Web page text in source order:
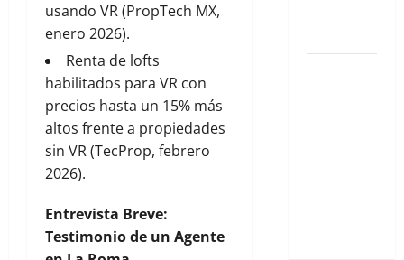
usando VR (PropTech MX,
enero 2026).
Renta de lofts
habilitados para VR con
precios hasta un 15% más
altos frente a propiedades
sin VR (TecProp, febrero
2026).
Entrevista Breve:
Testimonio de un Agente